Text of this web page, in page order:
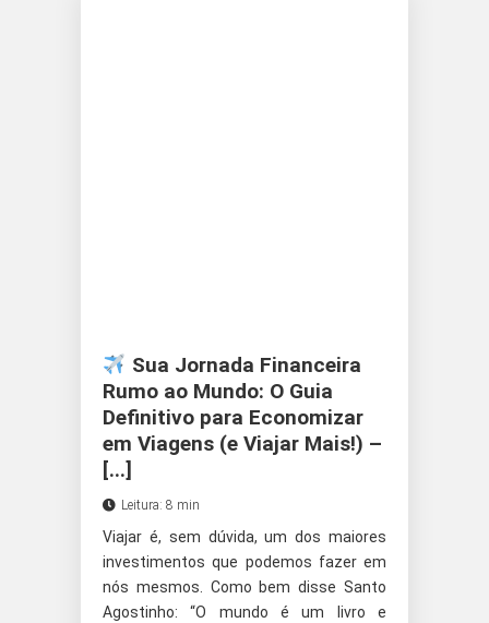
Sua Jornada Financeira
Rumo ao Mundo: O Guia
Definitivo para Economizar
em Viagens (e Viajar Mais!) –
[...]
Leitura: 8 min
Viajar é, sem dúvida, um dos maiores
investimentos que podemos fazer em
nós mesmos. Como bem disse Santo
Agostinho: “O mundo é um livro e